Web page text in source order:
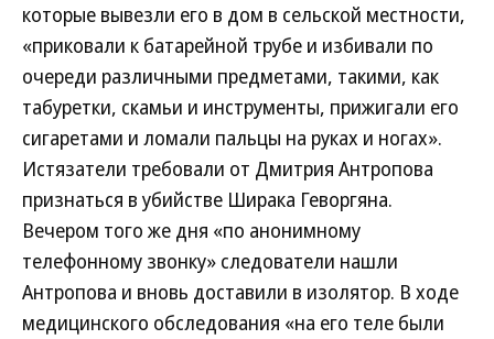
которые вывезли его в дом в сельской местности,
«приковали к батарейной трубе и избивали по
очереди различными предметами, такими, как
табуретки, скамьи и инструменты, прижигали его
сигаретами и ломали пальцы на руках и ногах».
Истязатели требовали от Дмитрия Антропова
признаться в убийстве Ширака Геворгяна.
Вечером того же дня «по анонимному
телефонному звонку» следователи нашли
Антропова и вновь доставили в изолятор. В ходе
медицинского обследования «на его теле были